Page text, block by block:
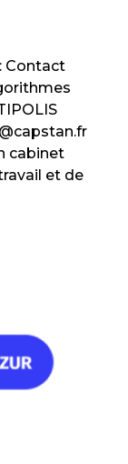
Contact
cabinet
et de